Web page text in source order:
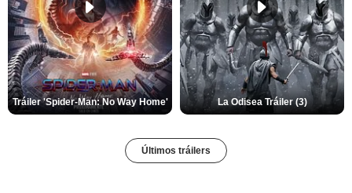
Tráiler 'Spider-Man: No Way Home' La Odisea Tráiler (3)
Últimos tráilers